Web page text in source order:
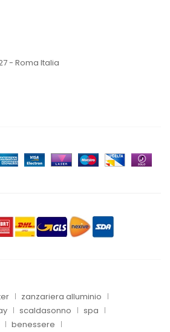
- Roma Italia
zanzariera alluminio
scaldasonno
spa
benessere